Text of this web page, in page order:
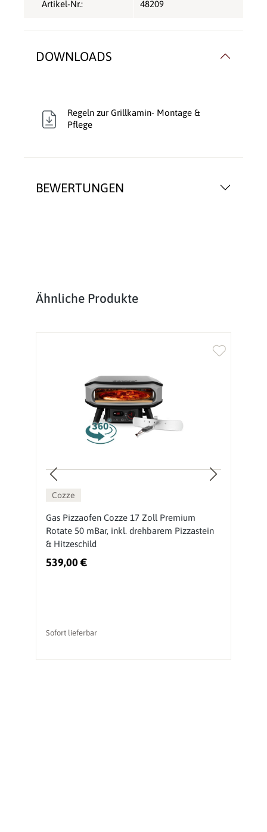
BEWERTUNGEN
Artikel-Nr.: 48209
DOWNLOADS
Regeln zur Grillkamin- Montage &
Pflege
Produktgalerie überspringen
Ähnliche Produkte
Cozze
Gas Pizzaofen Cozze 17 Zoll Premium
Rotate 50 mBar, inkl. drehbarem Pizzastein
& Hitzeschild
539,00 €
Sofort lieferbar